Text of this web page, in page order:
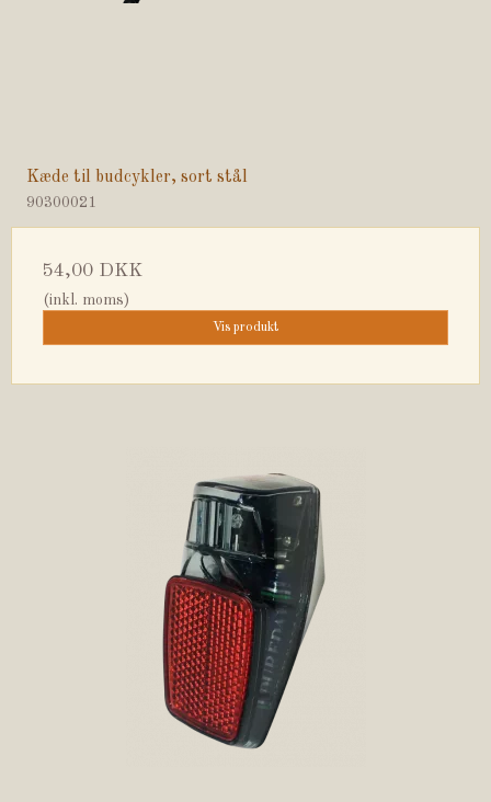
Kæde til budcykler, sort stål
90300021
54,00 DKK
(inkl. moms)
Vis produkt